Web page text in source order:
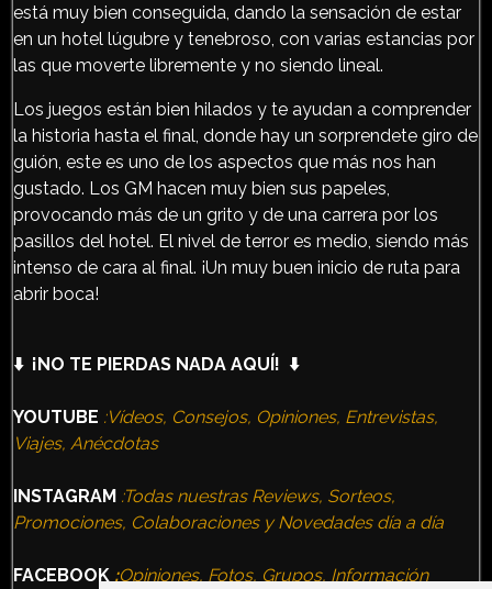
está muy bien conseguida, dando la sensación de estar
en un hotel lúgubre y tenebroso, con varias estancias por
las que moverte libremente y no siendo lineal.
Los juegos están bien hilados y te ayudan a comprender
la historia hasta el final, donde hay un sorprendete giro de
guión, este es uno de los aspectos que más nos han
gustado. Los GM hacen muy bien sus papeles,
provocando más de un grito y de una carrera por los
pasillos del hotel. El nivel de terror es medio, siendo más
intenso de cara al final. ¡Un muy buen inicio de ruta para
abrir boca!
⬇️ ¡NO TE PIERDAS NADA AQUÍ! ⬇️
YOUTUBE :Vídeos, Consejos, Opiniones, Entrevistas,
Viajes, Anécdotas
INSTAGRAM :Todas nuestras Reviews, Sorteos,
Promociones, Colaboraciones y Novedades día a día
FACEBOOK :Opiniones, Fotos, Grupos, Información